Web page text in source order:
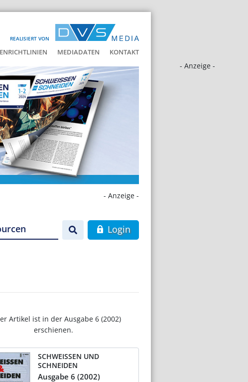
REALISIERT VON
MEDIADATEN KONTAKT
- Anzeige -
- Anzeige -
Login
Artikel ist in der Ausgabe 6 (2002)
erschienen.
SCHWEISSEN UND
SCHNEIDEN
Ausgabe 6 (2002)